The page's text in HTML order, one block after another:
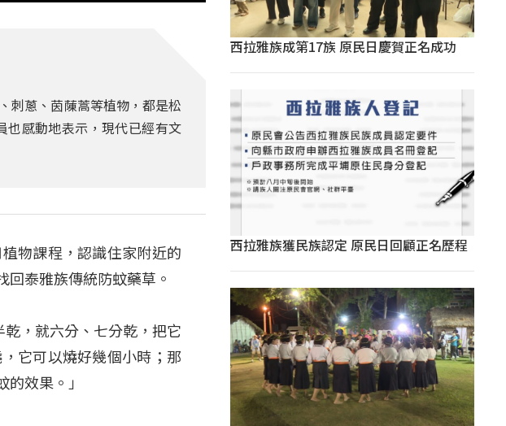
刺蔥、茵蔯蒿等植物，都是松
也感動地表示，現代已經有文
物課程，認識住家附近的
泰雅族傳統防蚊藥草。
，就六分、七分乾，把它
它可以燒好幾個小時；那
效果。」
西拉雅族成第17族 原民日慶賀正名成功
西拉雅族獲民族認定 原民日回顧正名歷程